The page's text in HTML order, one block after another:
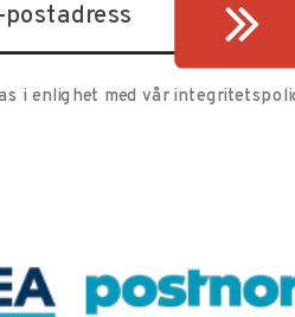
i enlighet med vår